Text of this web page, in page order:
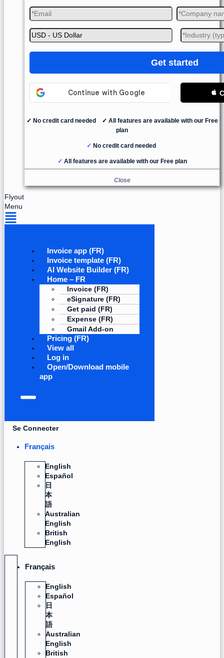
Get started
✓ No credit card needed ✓ All features are available with our Free
plan
✓ No credit card needed
✓ All features are available with our Free plan
Close
Flyout
Menu
Invoice app (FR)
Invoice template (FR)
AI Website Builder (FR)
Home – FR
Invoice (FR)
eSignature (FR)
Get paid (FR)
Expense (FR)
Gmail Add-on
Pricing (FR)
View all
Log in
Open/Download mobile
app
Se Connecter
Français
English
Español
日
本
語
Australian
English
British
English
Français
English
Español
日
本
語
Australian
English
British